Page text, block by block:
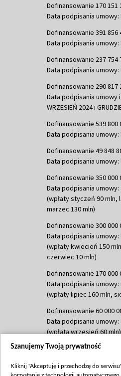
Dofinansowanie 170 151
Data podpisania umowy:
Dofinansowanie 391 856
Data podpisania umowy:
Dofinansowanie 237 754
Data podpisania umowy:
Dofinansowanie 290 817
Data podpisania umowy
WRZESIEŃ 2024 i
Dofinansowanie 539 800
Data podpisania umowy:
Dofinansowanie 49 848
Data podpisania umowy:
Dofinansowanie 350 000
Data podpisania umowy:
(wpłaty styczeń 90 mln,
marzec 130 mln)
Dofinansowanie 300 000
Data podpisania umowy:
(wpłaty kwiecień 150
czerwiec 10 mln)
Dofinansowanie 170 000
Data podpisania umowy:
(wpłaty lipiec 160 mln,
Dofinansowanie 60 000
Data podpisania umowy:
(wpłata wrzesień 60 mln)
Dofinansowanie 635 783
(wpłata wrzesień 100
Szanujemy Twoją prywatność
Kliknij "Akceptuję i przechodzę do